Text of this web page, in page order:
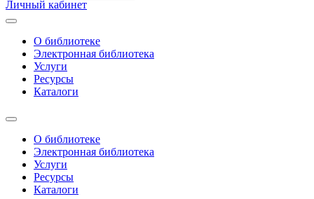
Личный кабинет
О библиотеке
Электронная библиотека
Услуги
Ресурсы
Каталоги
О библиотеке
Электронная библиотека
Услуги
Ресурсы
Каталоги